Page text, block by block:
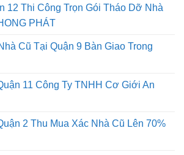
12 Thi Công Trọn Gói Tháo Dỡ Nhà
PHÁT
Cũ Tại Quận 9 Bàn Giao Trong
11 Công Ty TNHH Cơ Giới An
2 Thu Mua Xác Nhà Cũ Lên 70%